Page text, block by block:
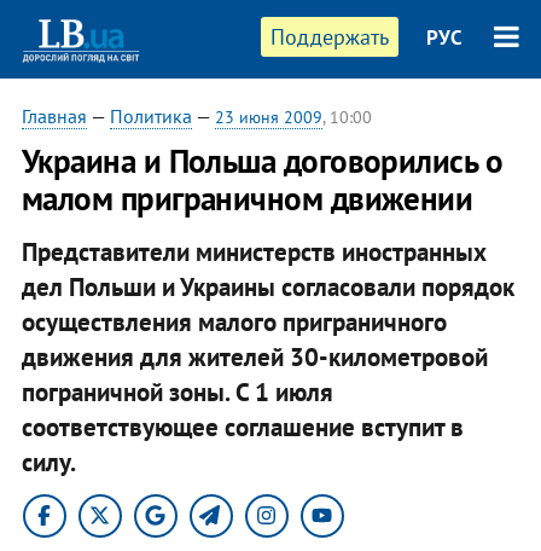
Поддержать РУС
Главная — Политика — 23 июня 2009, 10:00
Украина и Польша договорились о
малом приграничном движении
Представители министерств иностранных
дел Польши и Украины согласовали порядок
осуществления малого приграничного
движения для жителей 30-километровой
пограничной зоны. С 1 июля
соответствующее соглашение вступит в
силу.